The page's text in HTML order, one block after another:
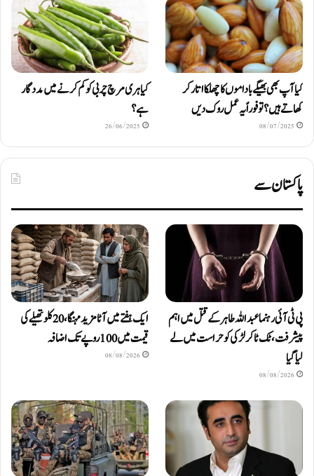
کیا آپ بھی بھیگے باداموں کا چھلکا اتار کر
کھاتے ہیں؟ تو فوراً یہ عمل روک دیں
08/07/2025
کیا ہری مرچ چربی کو کم کرنے میں مددگار
ہے؟
26/06/2025
پاکستان سے
پی ٹی آئی رہنما عبداللہ طاہر کے قتل میں اہم
پیشرفت، ٹک ٹاکر لڑکی کو حراست میں لے
لیا گیا
08/08/2026
ایک ہفتے میں آٹا مزید مہنگا، 20 کلو تھیلے کی
قیمت میں 100 روپے تک اضافہ
08/08/2026